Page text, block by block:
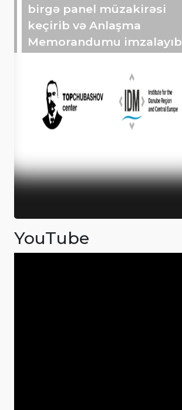
birgə panel müzakirəsi
keçirib və Anlaşma
Memorandumu imzalayıb
YouTube